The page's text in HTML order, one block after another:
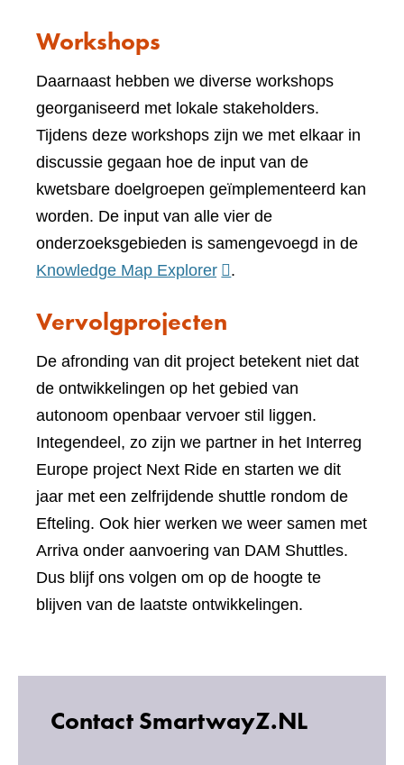
Workshops
Daarnaast hebben we diverse workshops
georganiseerd met lokale stakeholders.
Tijdens deze workshops zijn we met elkaar in
discussie gegaan hoe de input van de
kwetsbare doelgroepen geïmplementeerd kan
worden. De input van alle vier de
onderzoeksgebieden is samengevoegd in de
Knowledge Map Explorer(verwijst
een
andere
website)
.
Vervolgprojecten
De afronding van dit project betekent niet dat
de ontwikkelingen op het gebied van
autonoom openbaar vervoer stil liggen.
Integendeel, zo zijn we partner in het Interreg
Europe project Next Ride en starten we dit
jaar met een zelfrijdende shuttle rondom de
Efteling. Ook hier werken we weer samen met
Arriva onder aanvoering van DAM Shuttles.
Dus blijf ons volgen om op de hoogte te
blijven van de laatste ontwikkelingen.
Contact SmartwayZ.NL